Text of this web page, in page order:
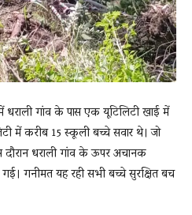
गांव के पास एक यूटिलिटी खाई में
में करीब 15 स्कूली बच्चे सवार थे। जो
धराली गांव के ऊपर अचानक
गनीमत यह रही सभी बच्चे सुरक्षित बच